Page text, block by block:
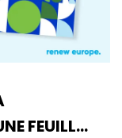
FEUILLE